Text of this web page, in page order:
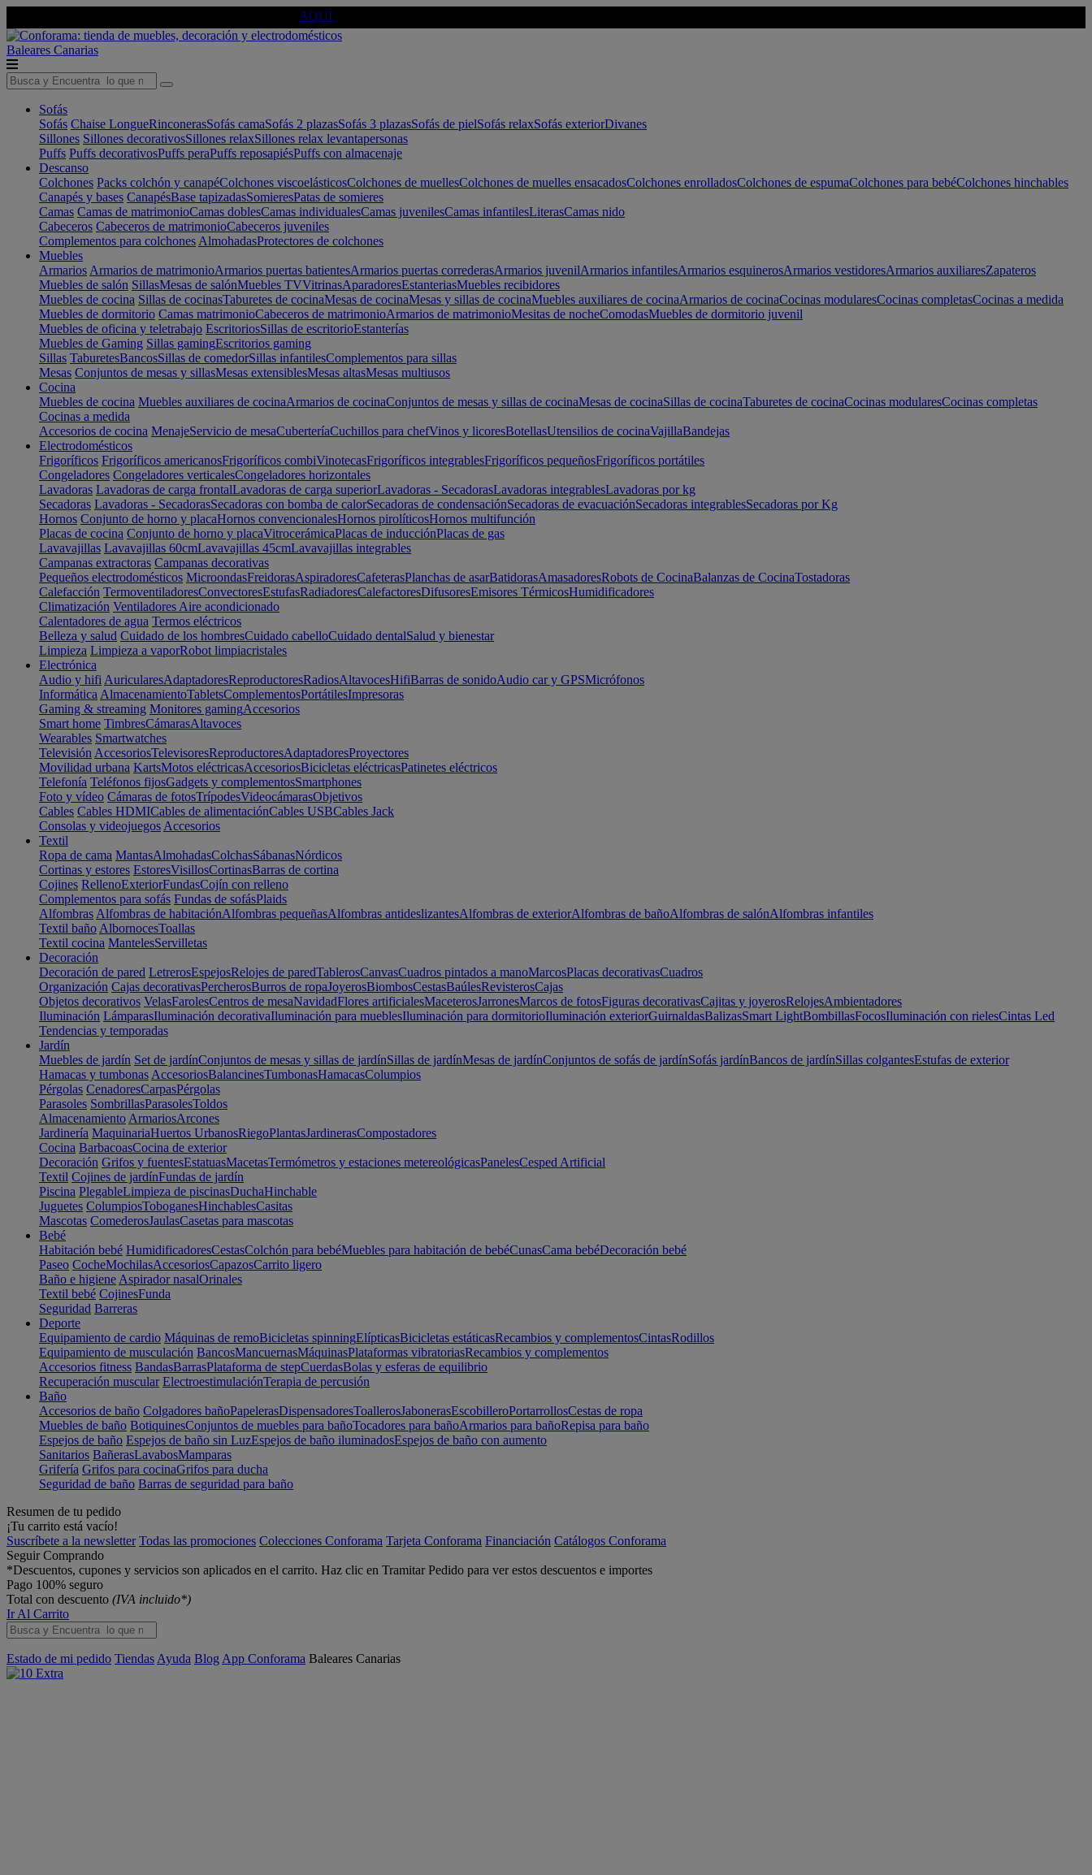
AQUÍ
Baleares Canarias
Sofás
Sofás Chaise LongueRinconerasSofás camaSofás 2 plazasSofás 3 plazasSofás de pielSofás relaxSofás exteriorDivanes
Sillones Sillones decorativosSillones relaxSillones relax levantapersonas
Puffs Puffs decorativosPuffs peraPuffs reposapiésPuffs con almacenaje
Descanso
Colchones Packs colchón y canapéColchones viscoelásticosColchones de muellesColchones de muelles ensacadosColchones enrolladosColchones de espumaColchones para bebéColchones hinchables
Canapés y bases CanapésBase tapizadasSomieresPatas de somieres
Camas Camas de matrimonioCamas doblesCamas individualesCamas juvenilesCamas infantilesLiterasCamas nido
Cabeceros Cabeceros de matrimonioCabeceros juveniles
Complementos para colchones AlmohadasProtectores de colchones
Muebles
Armarios Armarios de matrimonioArmarios puertas batientesArmarios puertas correderasArmarios juvenilArmarios infantilesArmarios esquinerosArmarios vestidoresArmarios auxiliaresZapateros
Muebles de salón SillasMesas de salónMuebles TVVitrinasAparadoresEstanteriasMuebles recibidores
Muebles de cocina Sillas de cocinasTaburetes de cocinaMesas de cocinaMesas y sillas de cocinaMuebles auxiliares de cocinaArmarios de cocinaCocinas modularesCocinas completasCocinas a medida
Muebles de dormitorio Camas matrimonioCabeceros de matrimonioArmarios de matrimonioMesitas de nocheComodasMuebles de dormitorio juvenil
Muebles de oficina y teletrabajo EscritoriosSillas de escritorioEstanterías
Muebles de Gaming Sillas gamingEscritorios gaming
Sillas TaburetesBancosSillas de comedorSillas infantilesComplementos para sillas
Mesas Conjuntos de mesas y sillasMesas extensiblesMesas altasMesas multiusos
Cocina
Muebles de cocina Muebles auxiliares de cocinaArmarios de cocinaConjuntos de mesas y sillas de cocinaMesas de cocinaSillas de cocinaTaburetes de cocinaCocinas modularesCocinas completas
Cocinas a medida
Accesorios de cocina MenajeServicio de mesaCuberteríaCuchillos para chefVinos y licoresBotellasUtensilios de cocinaVajillaBandejas
Electrodomésticos
Frigoríficos Frigoríficos americanosFrigoríficos combiVinotecasFrigoríficos integrablesFrigoríficos pequeñosFrigoríficos portátiles
Congeladores Congeladores verticalesCongeladores horizontales
Lavadoras Lavadoras de carga frontalLavadoras de carga superiorLavadoras - SecadorasLavadoras integrablesLavadoras por kg
Secadoras Lavadoras - SecadorasSecadoras con bomba de calorSecadoras de condensaciónSecadoras de evacuaciónSecadoras integrablesSecadoras por Kg
Hornos Conjunto de horno y placaHornos convencionalesHornos pirolíticosHornos multifunción
Placas de cocina Conjunto de horno y placaVitrocerámicaPlacas de inducciónPlacas de gas
Lavavajillas Lavavajillas 60cmLavavajillas 45cmLavavajillas integrables
Campanas extractoras Campanas decorativas
Pequeños electrodomésticos MicroondasFreidorasAspiradoresCafeterasPlanchas de asarBatidorasAmasadoresRobots de CocinaBalanzas de CocinaTostadoras
Calefacción TermoventiladoresConvectoresEstufasRadiadoresCalefactoresDifusoresEmisores TérmicosHumidificadores
Climatización Ventiladores Aire acondicionado
Calentadores de agua Termos eléctricos
Belleza y salud Cuidado de los hombresCuidado cabelloCuidado dentalSalud y bienestar
Limpieza Limpieza a vaporRobot limpiacristales
Electrónica
Audio y hifi AuricularesAdaptadoresReproductoresRadiosAltavocesHifiBarras de sonidoAudio car y GPSMicrófonos
Informática AlmacenamientoTabletsComplementosPortátilesImpresoras
Gaming & streaming Monitores gamingAccesorios
Smart home TimbresCámarasAltavoces
Wearables Smartwatches
Televisión AccesoriosTelevisoresReproductoresAdaptadoresProyectores
Movilidad urbana KartsMotos eléctricasAccesoriosBicicletas eléctricasPatinetes eléctricos
Telefonía Teléfonos fijosGadgets y complementosSmartphones
Foto y vídeo Cámaras de fotosTrípodesVideocámarasObjetivos
Cables Cables HDMICables de alimentaciónCables USBCables Jack
Consolas y videojuegos Accesorios
Textil
Ropa de cama MantasAlmohadasColchasSábanasNórdicos
Cortinas y estores EstoresVisillosCortinasBarras de cortina
Cojines RellenoExteriorFundasCojín con relleno
Complementos para sofás Fundas de sofásPlaids
Alfombras Alfombras de habitaciónAlfombras pequeñasAlfombras antideslizantesAlfombras de exteriorAlfombras de bañoAlfombras de salónAlfombras infantiles
Textil baño AlbornocesToallas
Textil cocina MantelesServilletas
Decoración
Decoración de pared LetrerosEspejosRelojes de paredTablerosCanvasCuadros pintados a manoMarcosPlacas decorativasCuadros
Organización Cajas decorativasPercherosBurros de ropaJoyerosBiombosCestasBaúlesRevisterosCajas
Objetos decorativos VelasFarolesCentros de mesaNavidadFlores artificialesMaceterosJarronesMarcos de fotosFiguras decorativasCajitas y joyerosRelojesAmbientadores
Iluminación LámparasIluminación decorativaIluminación para mueblesIluminación para dormitorioIluminación exteriorGuirnaldasBalizasSmart LightBombillasFocosIluminación con rielesCintas Led
Tendencias y temporadas
Jardín
Muebles de jardín Set de jardínConjuntos de mesas y sillas de jardínSillas de jardínMesas de jardínConjuntos de sofás de jardínSofás jardínBancos de jardínSillas colgantesEstufas de exterior
Hamacas y tumbonas AccesoriosBalancinesTumbonasHamacasColumpios
Pérgolas CenadoresCarpasPérgolas
Parasoles SombrillasParasolesToldos
Almacenamiento ArmariosArcones
Jardinería MaquinariaHuertos UrbanosRiegoPlantasJardinerasCompostadores
Cocina BarbacoasCocina de exterior
Decoración Grifos y fuentesEstatuasMacetasTermómetros y estaciones metereológicasPanelesCesped Artificial
Textil Cojines de jardínFundas de jardín
Piscina PlegableLimpieza de piscinasDuchaHinchable
Juguetes ColumpiosToboganesHinchablesCasitas
Mascotas ComederosJaulasCasetas para mascotas
Bebé
Habitación bebé HumidificadoresCestasColchón para bebéMuebles para habitación de bebéCunasCama bebéDecoración bebé
Paseo CocheMochilasAccesoriosCapazosCarrito ligero
Baño e higiene Aspirador nasalOrinales
Textil bebé CojinesFunda
Seguridad Barreras
Deporte
Equipamiento de cardio Máquinas de remoBicicletas spinningElípticasBicicletas estáticasRecambios y complementosCintasRodillos
Equipamiento de musculación BancosMancuernasMáquinasPlataformas vibratoriasRecambios y complementos
Accesorios fitness BandasBarrasPlataforma de stepCuerdasBolas y esferas de equilibrio
Recuperación muscular ElectroestimulaciónTerapia de percusión
Baño
Accesorios de baño Colgadores bañoPapelerasDispensadoresToallerosJabonerasEscobilleroPortarrollosCestas de ropa
Muebles de baño BotiquinesConjuntos de muebles para bañoTocadores para bañoArmarios para bañoRepisa para baño
Espejos de baño Espejos de baño sin LuzEspejos de baño iluminadosEspejos de baño con aumento
Sanitarios BañerasLavabosMamparas
Grifería Grifos para cocinaGrifos para ducha
Seguridad de baño Barras de seguridad para baño
Resumen de tu pedido
¡Tu carrito está vacío!
Suscríbete a la newsletter Todas las promociones Colecciones Conforama Tarjeta Conforama Financiación Catálogos Conforama
Seguir Comprando
*Descuentos, cupones y servicios son aplicados en el carrito. Haz clic en Tramitar Pedido para ver estos descuentos e importes
Pago 100% seguro
Total con descuento (IVA incluido*)
Ir Al Carrito
Estado de mi pedido Tiendas Ayuda Blog App Conforama Baleares Canarias